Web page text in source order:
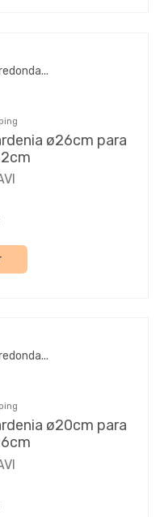
ø26cm para
ø20cm para